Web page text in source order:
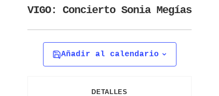
VIGO: Concierto Sonia Megías
Añadir al calendario
DETALLES